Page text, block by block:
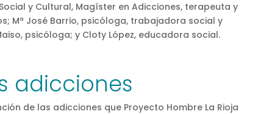
y Cultural, Magíster en Adicciones, terapeuta y
Mª José Barrio, psicóloga, trabajadora social y
psicóloga; y Cloty López, educadora social.
adicciones
de las adicciones que Proyecto Hombre La Rioja